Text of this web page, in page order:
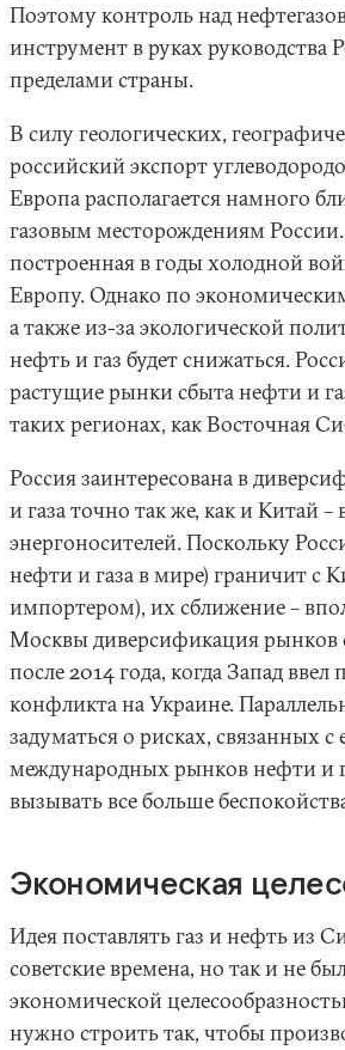
Поэтому контроль над
инструмент в руках руководства
пределами страны.
В силу геологических,
российский экспорт
Европа располагается намного
газовым месторождениям
построенная в годы холодной
Европу. Однако по
а также из-за экологической
нефть и газ будет снижаться.
растущие рынки сбыта нефти и
таких регионах, как Восточная
Россия заинтересована в
и газа точно так же, как и Китай
энергоносителей. Поскольку
нефти и газа в мире) граничит с
импортером), их сближение –
Москвы диверсификация рынков
после 2014 года, когда Запад
конфликта на Украине.
задуматься о рисках, связанных
международных рынков нефти и
вызывать все больше
Экономическая
Идея поставлять газ и нефть из
советские времена, но так и не
экономической
нужно строить так, чтобы